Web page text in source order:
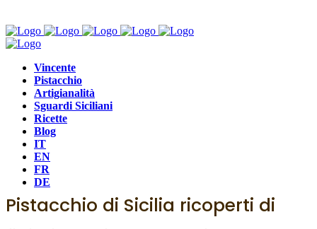
Vincente
Pistacchio
Artigianalità
Sguardi Siciliani
Ricette
Blog
IT
EN
FR
DE
Croccante,
Tocchetti di Croccante al
Pistacchio di Sicilia ricoperti di